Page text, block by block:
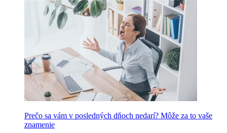
Prečo sa vám v posledných dňoch nedarí? Môže za to vaše
znamenie